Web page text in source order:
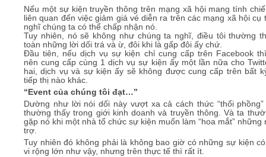
Nếu một sự kiện truyền thông trên mạng xã hội mang tính
liên quan đến việc giảm giá vé diễn ra trên các mạng xã hội cụ
nghĩ chúng ta có thể chấp nhận nó.
Tuy nhiên, nó sẽ không như chúng ta nghĩ, điều tôi thường
toàn những lời dối trá và ừ, đôi khi là gấp đôi ấy chứ.
Đầu tiên, nếu dịch vụ sự kiện chỉ cung cấp trên Facebook
nên cung cấp cùng 1 dịch vụ sự kiện ấy một lần nữa cho
hai, dịch vụ và sự kiện ấy sẽ không được cung cấp trên bất
tiếp thị nào khác.
“Event của chúng tôi đạt…”
Dường như lời nói dối này vượt xa cả cách thức “thổi
thường thấy trong giới kinh doanh và truyền thông. Và ta
gặp nó khi một nhà tổ chức sự kiện muốn làm “hoa mắt” những
trợ.
Tuy nhiên đó không phải là không bao giờ có những sự kiện
vi rộng lớn như vậy, nhưng trên thực tế thì rất ít.